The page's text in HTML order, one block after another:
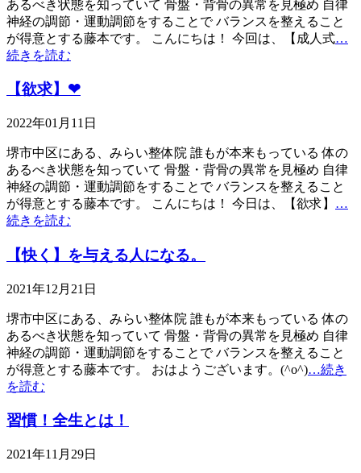
あるべき状態を知っていて 骨盤・背骨の異常を見極め 自律
神経の調節・運動調節をすることで バランスを整えること
が得意とする藤本です。 こんにちは！ 今回は、【成人式…
続きを読む
【欲求】❤
2022年01月11日
堺市中区にある、みらい整体院 誰もが本来もっている 体の
あるべき状態を知っていて 骨盤・背骨の異常を見極め 自律
神経の調節・運動調節をすることで バランスを整えること
が得意とする藤本です。 こんにちは！ 今日は、【欲求】 …
続きを読む
【快く】を与える人になる。
2021年12月21日
堺市中区にある、みらい整体院 誰もが本来もっている 体の
あるべき状態を知っていて 骨盤・背骨の異常を見極め 自律
神経の調節・運動調節をすることで バランスを整えること
が得意とする藤本です。 おはようございます。(^o^)…続き
を読む
習慣！全生とは！
2021年11月29日